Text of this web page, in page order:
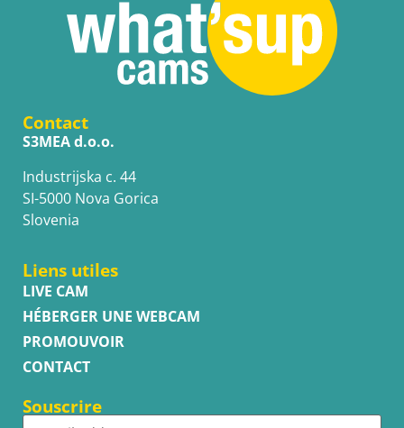
Contact
S3MEA d.o.o.
Industrijska c. 44
SI-5000 Nova Gorica
Slovenia
Liens utiles
LIVE CAM
HÉBERGER UNE WEBCAM
PROMOUVOIR
CONTACT
Souscrire